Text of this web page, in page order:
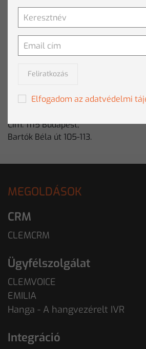
Letöltés
Tel: +36 1 457 0561
Cím: 1115 Budapest,
Bartók Béla út 105-113.
MEGOLDÁSOK
CRM
CLEMCRM
Ügyfélszolgálat
CLEMVOICE
EMILIA
Hanga - A hangvezérelt IVR
Integráció
Feliratkozás
Elfogadom az adatvédelmi